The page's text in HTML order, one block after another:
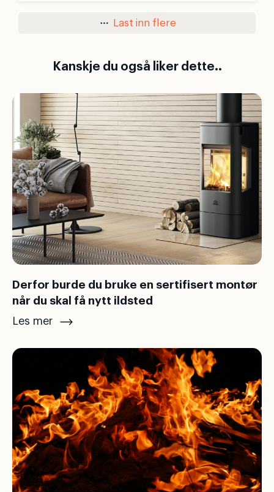
Last inn flere
Kanskje du også liker dette..
Derfor burde du bruke en sertifisert montør
når du skal få nytt ildsted
Les mer